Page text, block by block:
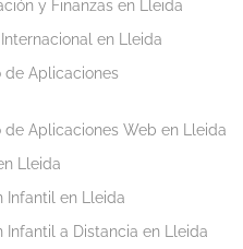
y Finanzas en Lleida
en Lleida
de Aplicaciones
de Aplicaciones Web en Lleida
Lleida
Infantil en Lleida
Infantil a Distancia en Lleida